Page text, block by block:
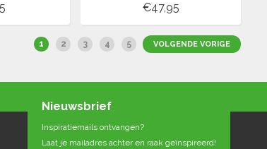
€47,95
1 2 3 4 5 VOLGENDE VORIGE
Nieuwsbrief
Inspiratiemails ontvangen?
Laat je mailadres achter en raak geïnspireerd!